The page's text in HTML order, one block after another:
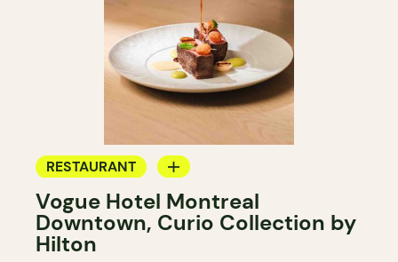
RESTAURANT
BAR
BAR À COCKTAIL
Vogue Hotel Montreal
Downtown, Curio Collection by
Hilton